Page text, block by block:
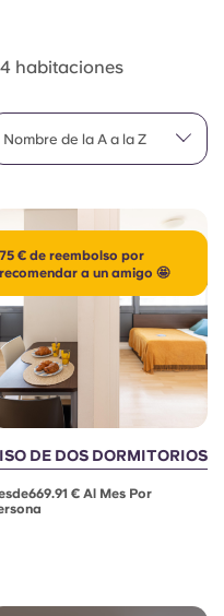
habitaciones
Nombre de la A a la Z
75 € de reembolso por
recomendar a un amigo 🤩
DE DOS DORMITORIOS
€ Al Mes Por